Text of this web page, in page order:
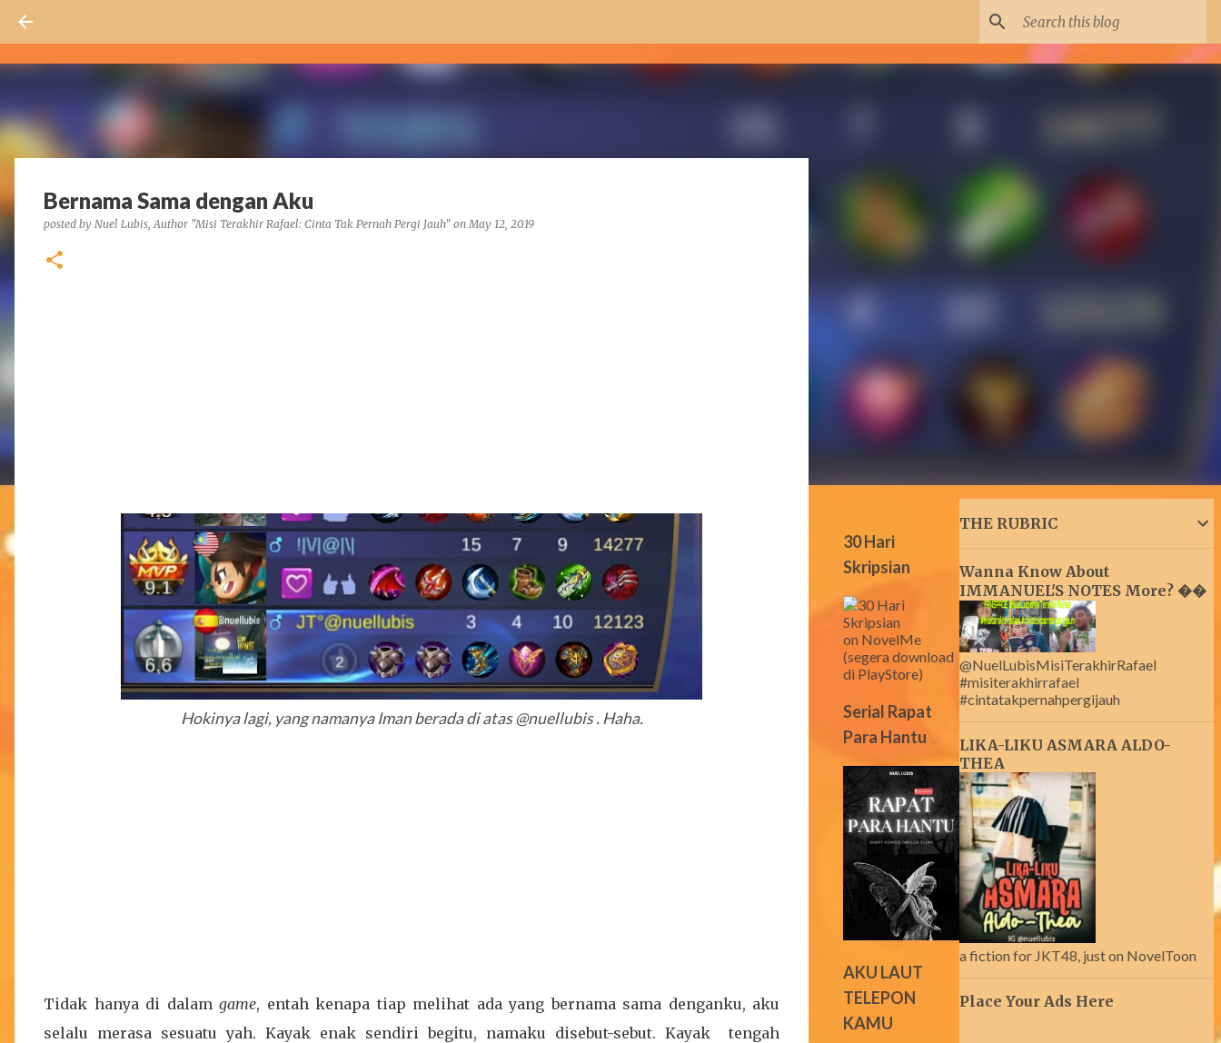
Bernama Sama dengan Aku
posted by Nuel Lubis, Author "Misi Terakhir Rafael: Cinta Tak Pernah Pergi Jauh" onMay 12, 2019
Hokinya lagi, yang namanya Iman berada di atas @nuellubis . Haha.
Tidak hanya di dalam game, entah kenapa tiap melihat ada yang bernama sama denganku, aku
selalu merasa sesuatu yah. Kayak enak sendiri begitu, namaku disebut-sebut. Kayak tengah
30 Hari
Skripsian
on NovelMe
(segera download
di PlayStore)
Serial Rapat
Para Hantu
AKU LAUT
TELEPON
KAMU
THE RUBRIC
Wanna Know About
IMMANUEL'S NOTES More? ��
@NuelLubisMisiTerakhirRafael
#misiterakhirrafael
#cintatakpernahpergijauh
LIKA-LIKU ASMARA ALDO-
THEA
a fiction for JKT48, just on NovelToon
Place Your Ads Here